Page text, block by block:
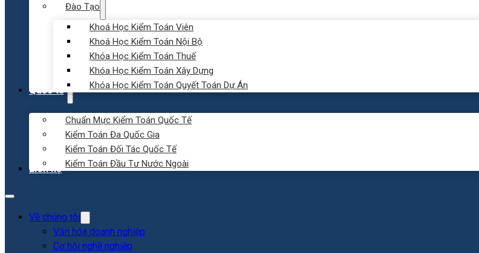
Đào Tạo
Khoá Học Kiểm Toán Viên
Khoá Học Kiểm Toán Nội Bộ
Khóa Học Kiểm Toán Thuế
Khóa Học Kiểm Toán Xây Dựng
Khóa Học Kiểm Toán Quyết Toán Dự Án
Quốc tế
Chuẩn Mực Kiểm Toán Quốc Tế
Kiểm Toán Đa Quốc Gia
Kiểm Toán Đối Tác Quốc Tế
Kiểm Toán Đầu Tư Nước Ngoài
Liên hệ
Về chúng tôi
Văn hóa doanh nghiệp
Cơ hội nghề nghiệp